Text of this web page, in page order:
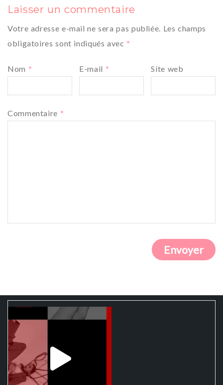
Laisser un commentaire
Votre adresse e-mail ne sera pas publiée. Les champs
obligatoires sont indiqués avec *
Nom * E-mail * Site web
Commentaire *